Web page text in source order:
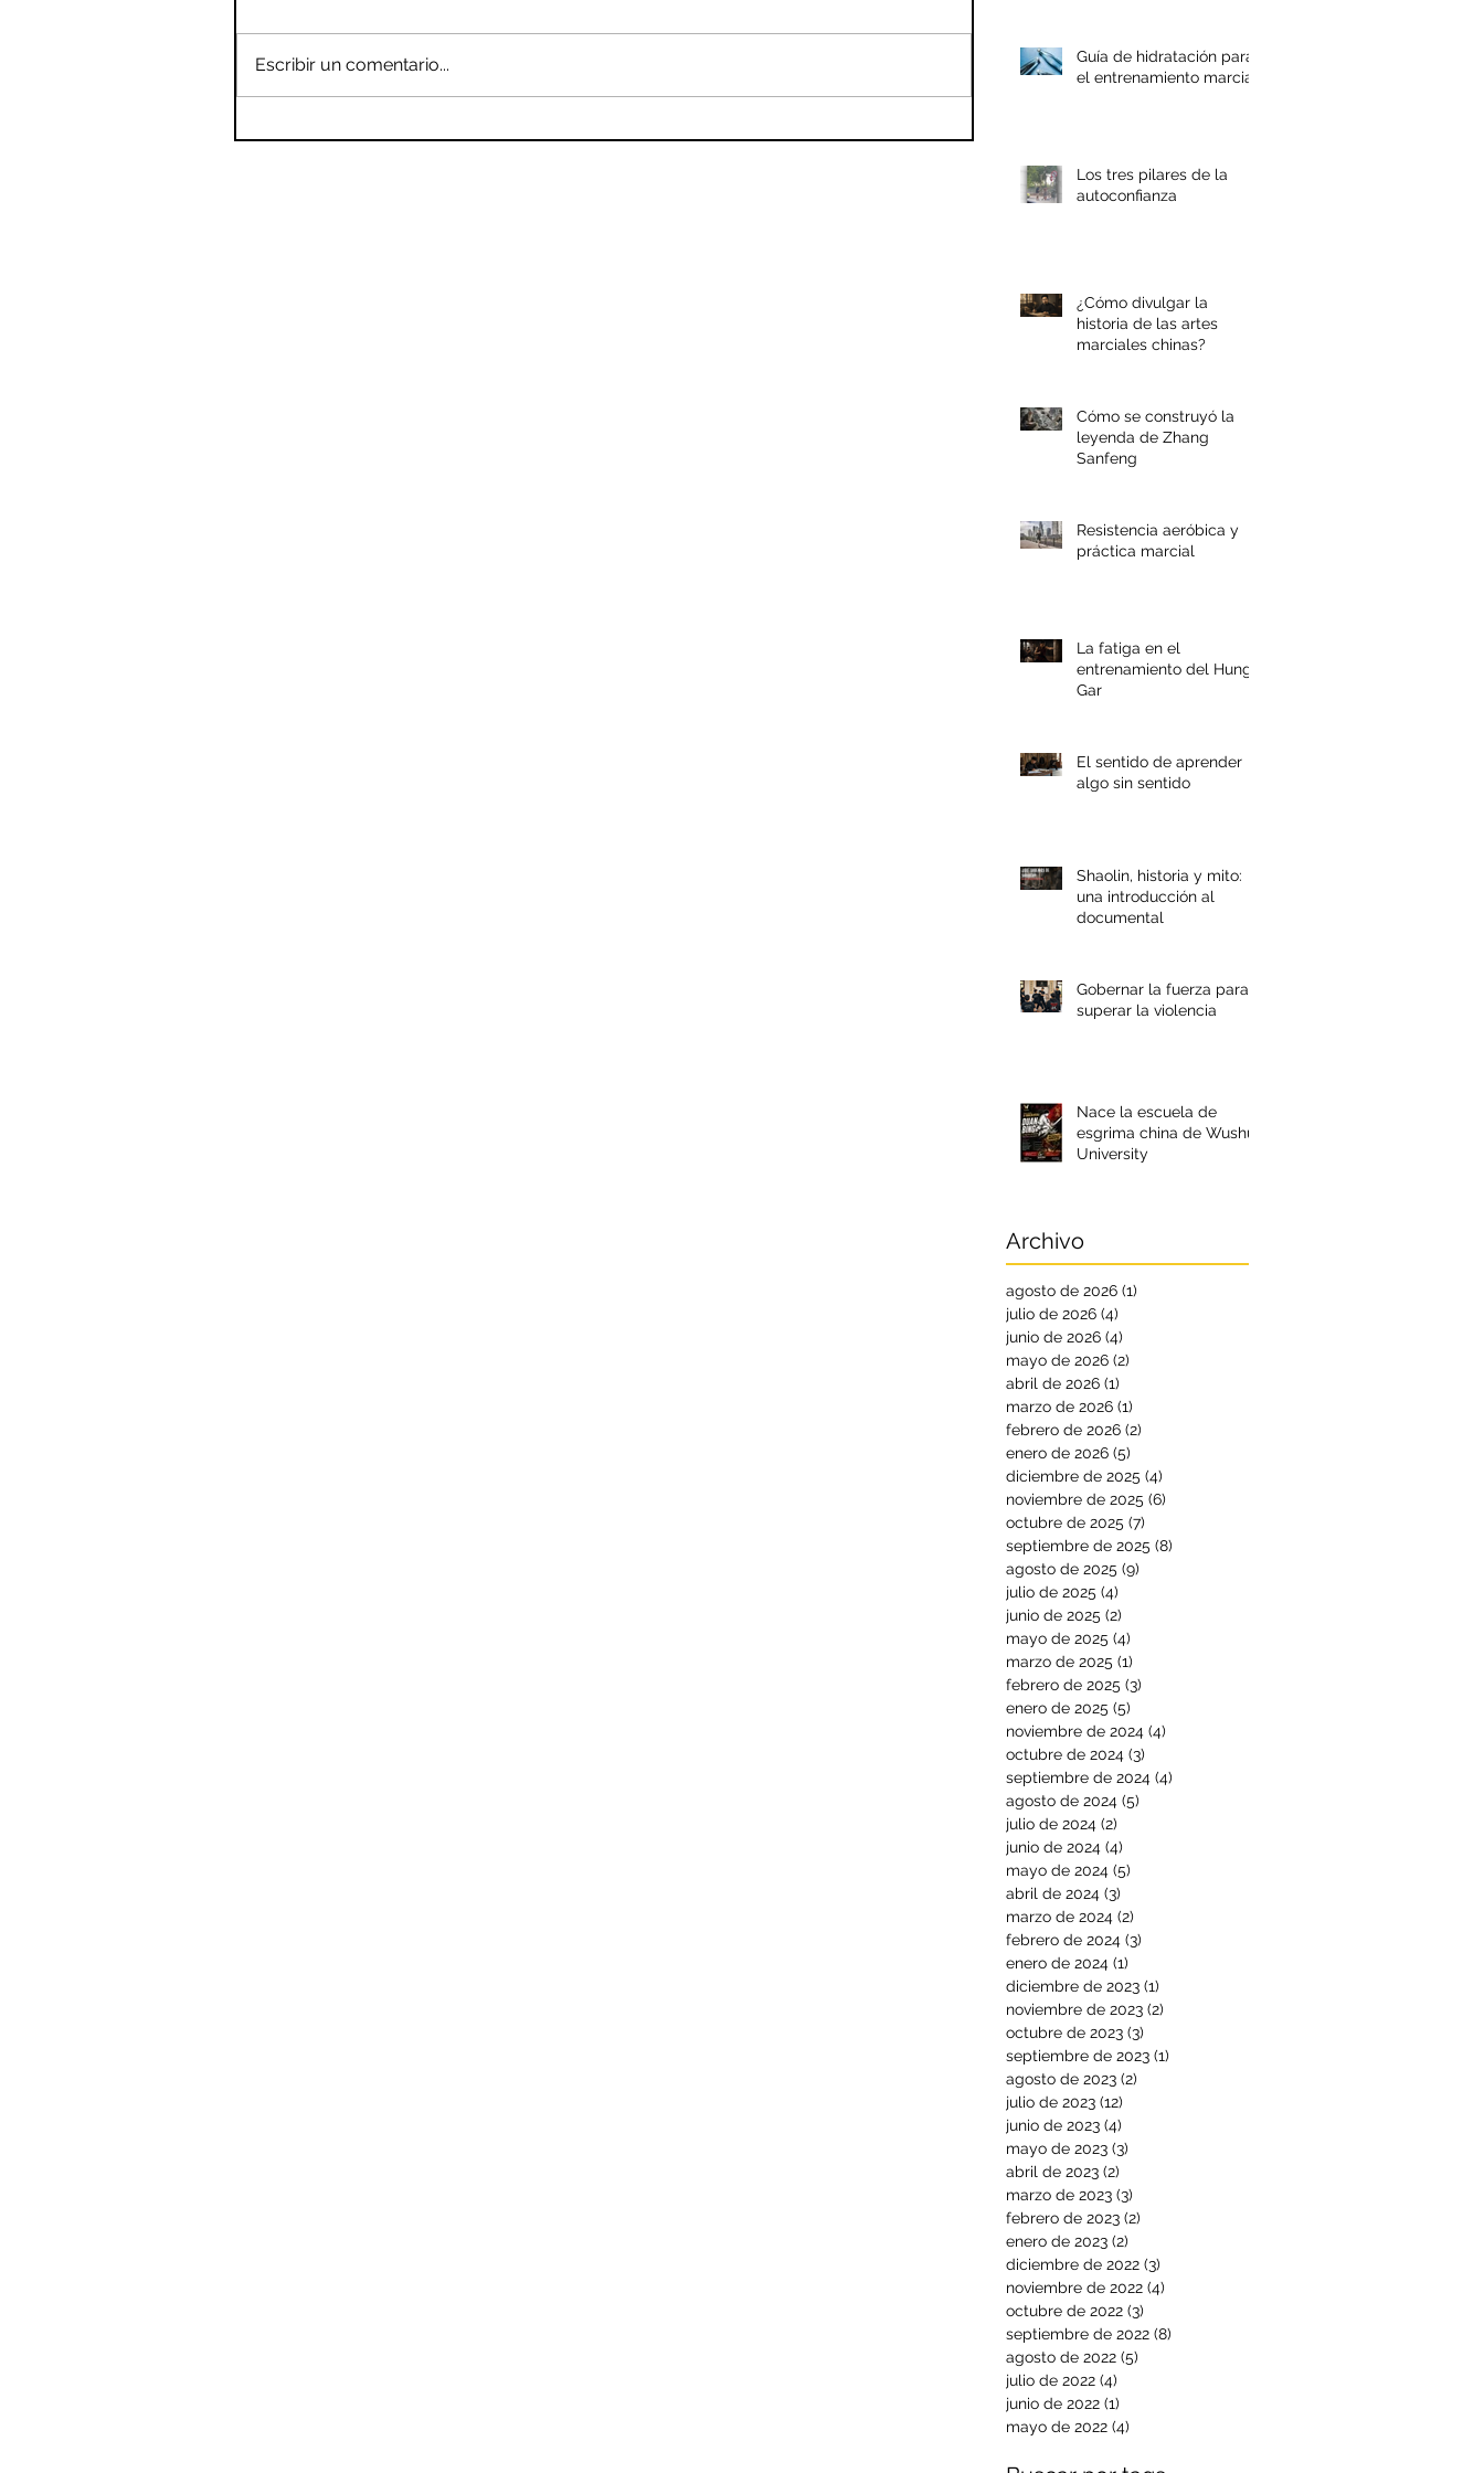
Escribir un comentario...
Guía de hidratación para
el entrenamiento marcial
Los tres pilares de la
autoconfianza
¿Cómo divulgar la
historia de las artes
marciales chinas?
Cómo se construyó la
leyenda de Zhang
Sanfeng
Resistencia aeróbica y
práctica marcial
La fatiga en el
entrenamiento del Hung
Gar
El sentido de aprender
algo sin sentido
Shaolin, historia y mito:
una introducción al
documental
Gobernar la fuerza para
superar la violencia
Nace la escuela de
esgrima china de Wushu
University
Archivo
agosto de 2026 (1)
julio de 2026 (4)
junio de 2026 (4)
mayo de 2026 (2)
abril de 2026 (1)
marzo de 2026 (1)
febrero de 2026 (2)
enero de 2026 (5)
diciembre de 2025 (4)
noviembre de 2025 (6)
octubre de 2025 (7)
septiembre de 2025 (8)
agosto de 2025 (9)
julio de 2025 (4)
junio de 2025 (2)
mayo de 2025 (4)
marzo de 2025 (1)
febrero de 2025 (3)
enero de 2025 (5)
noviembre de 2024 (4)
octubre de 2024 (3)
septiembre de 2024 (4)
agosto de 2024 (5)
julio de 2024 (2)
junio de 2024 (4)
mayo de 2024 (5)
abril de 2024 (3)
marzo de 2024 (2)
febrero de 2024 (3)
enero de 2024 (1)
diciembre de 2023 (1)
noviembre de 2023 (2)
octubre de 2023 (3)
septiembre de 2023 (1)
agosto de 2023 (2)
julio de 2023 (12)
junio de 2023 (4)
mayo de 2023 (3)
abril de 2023 (2)
marzo de 2023 (3)
febrero de 2023 (2)
enero de 2023 (2)
diciembre de 2022 (3)
noviembre de 2022 (4)
octubre de 2022 (3)
septiembre de 2022 (8)
agosto de 2022 (5)
julio de 2022 (4)
junio de 2022 (1)
mayo de 2022 (4)